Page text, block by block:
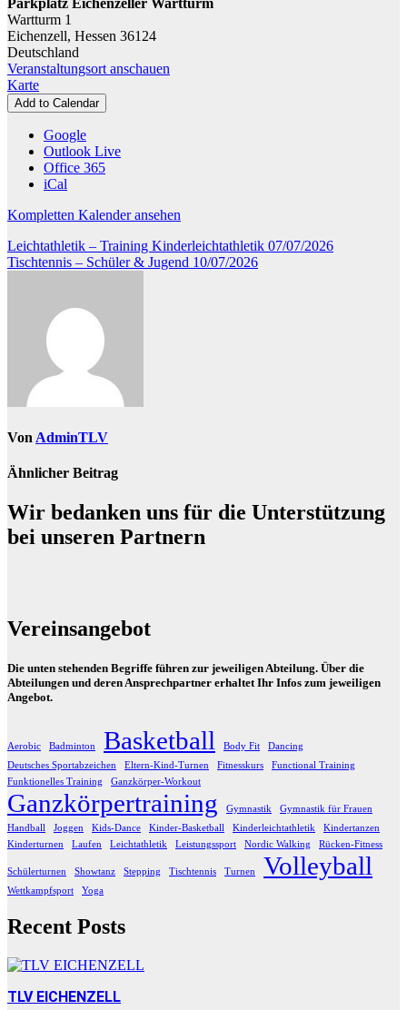
Wartturm 1
Eichenzell, Hessen 36124
Deutschland
Veranstaltungsort anschauen
KarteParkplatz
Eichenzeller
Wartturm
Add to Calendar
Google
Outlook Live
Office 365
iCal
Kompletten Kalender ansehen
Beitragsnavigation
Leichtathletik – Training Kinderleichtathletik 07/07/2026
Tischtennis – Schüler & Jugend 10/07/2026
Von AdminTLV
Ähnlicher Beitrag
Wir bedanken uns für die Unterstützung
bei unseren Partnern
Vereinsangebot
Die unten stehenden Begriffe führen zur jeweiligen Abteilung. Über die
Abteilungen und deren Ansprechpartner erhaltet Ihr Infos zum jeweiligen
Angebot.
Aerobic Badminton Basketball Body Fit
Dancing
Deutsches Sportabzeichen
Eltern-Kind-Turnen Fitnesskurs
Functional Training
Funktionelles Training
Ganzkörper-Workout
Ganzkörpertraining Gymnastik
Gymnastik für Frauen
Handball
Joggen Kids-Dance Kinder-Basketball Kinderleichtathletik
Kindertanzen
Kinderturnen
Laufen Leichtathletik Leistungssport Nordic Walking Rücken-Fitness
Schülerturnen Showtanz Stepping Tischtennis Turnen Volleyball
Wettkampfsport Yoga
Recent Posts
TLV EICHENZELL